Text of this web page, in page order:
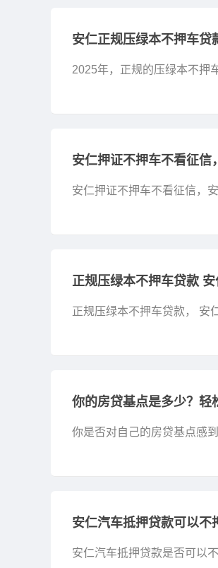
安仁正规压绿本不押车贷
2025年，正规的压绿本不押
安仁押证不押车不看征信
安仁押证不押车不看征信，
正规压绿本不押车贷款
正规压绿本不押车贷款， 安
你的房贷基点是多少？轻
你是否对自己的房贷基点感
安仁汽车抵押贷款可以不
安仁汽车抵押贷款是否可以